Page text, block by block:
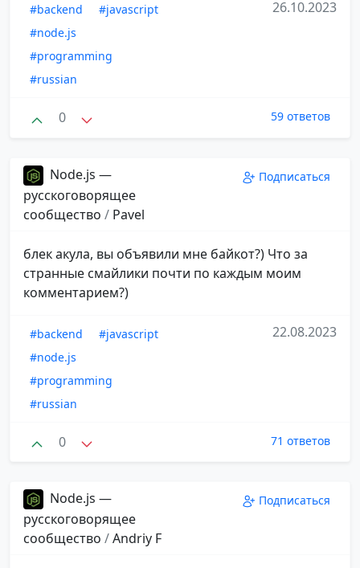
#backend
#javascript
#node.js
#programming
#russian
26.10.2023
0 59 ответов
Node.js —
русскоговорящее
сообщество / Pavel
Подписаться
блек акула, вы объявили мне байкот?) Что за
странные смайлики почти по каждым моим
комментарием?)
#backend
#javascript
#node.js
#programming
#russian
22.08.2023
0 71 ответов
Node.js —
русскоговорящее
сообщество /Andriy F
Подписаться